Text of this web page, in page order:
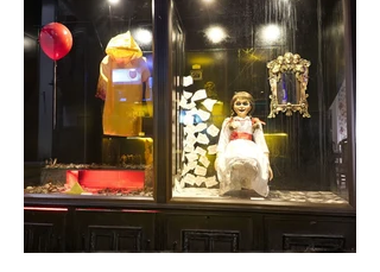
especialmente pa